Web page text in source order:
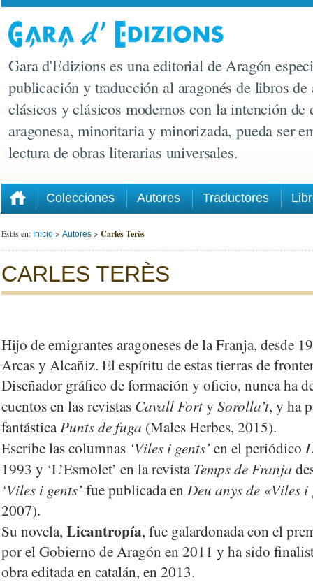
Gara d'Edizions es una editorial de Aragón
publicación y traducción al aragonés de libros de
clásicos y clásicos modernos con la intención de
aragonesa, minoritaria y minorizada, pueda ser
lectura de obras literarias universales.
Colecciones Autores Traductores
Estás en: Inicio > Autores > Carles Terès
CARLES TERÈS
Hijo de emigrantes aragoneses de la Franja, desde
Arcas y Alcañiz. El espíritu de estas tierras de
Diseñador gráfico de formación y oficio, nunca ha
cuentos en las revistas Cavall Forty Sorolla’t, y ha
fantásticaPunts de fuga (Males Herbes, 2015).
Escribe las columnas ‘Viles i gents’ en el periódico
1993 y ‘L’Esmolet’ en la revistaTemps de Franja
‘Viles i gents’ fue publicada en Deu anys de «Viles i
2007).
Su novela, Licantropía, fue galardonada con el
por el Gobierno de Aragón en 2011 y ha sido
obra editada en catalán, en 2013.